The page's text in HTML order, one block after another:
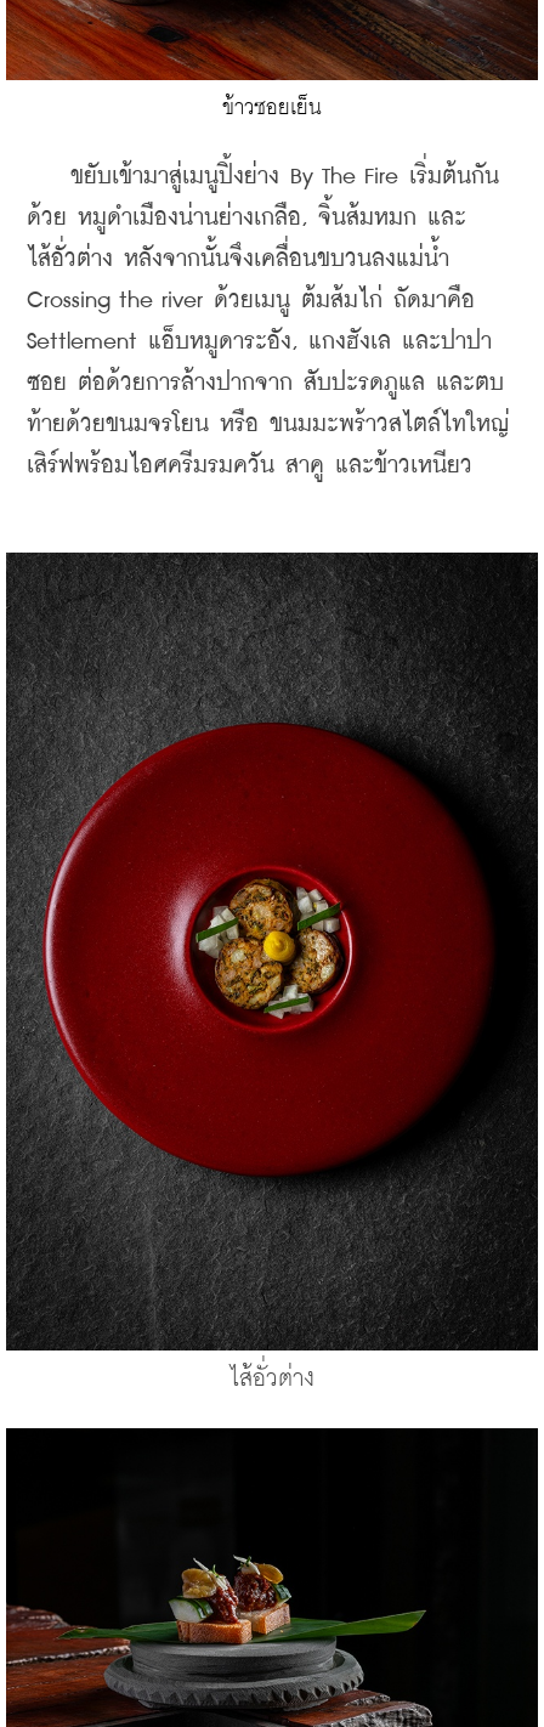
ข้าวซอยเย็น
ขยับเข้ามาสู่เมนูปิ้งย่าง By The Fire เริ่มต้นกัน
ด้วย หมูดำเมืองน่านย่างเกลือ, จิ้นส้มหมก และ
ไส้อั่วต่าง หลังจากนั้นจึงเคลื่อนขบวนลงแม่น้ำ
Crossing the river ด้วยเมนู ต้มส้มไก่ ถัดมาคือ
Settlement แอ็บหมูดาระอัง, แกงฮังเล และปาปา
ซอย ต่อด้วยการล้างปากจาก สับปะรดภูแล และตบ
ท้ายด้วยขนมจรโยน หรือ ขนมมะพร้าวสไตล์ไทใหญ่
เสิร์ฟพร้อมไอศครีมรมควัน สาคู และข้าวเหนียว
ไส้อั่วต่าง